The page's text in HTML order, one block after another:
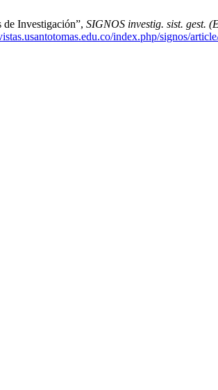
Investigación”, SIGNOS investig. sist. gest.
index.php/signos/